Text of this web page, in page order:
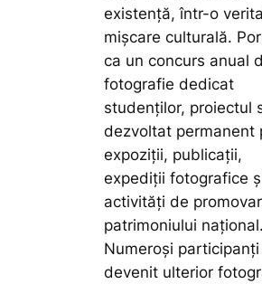
existență, într-o
mișcare culturală.
ca un concurs anual
fotografie dedicat
studenților, proiectul
dezvoltat permanent
expoziții, publicații,
expediții fotografice
activități de
patrimoniului național.
Numeroși participanți
devenit ulterior